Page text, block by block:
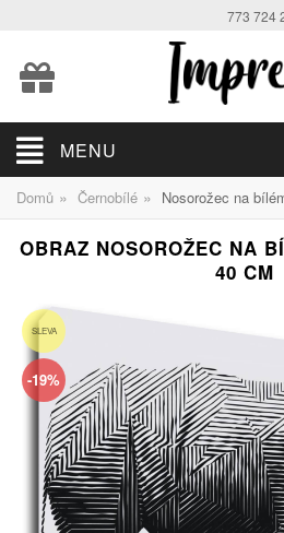
773 724
MENU
Domů » Černobílé » Nosorožec na
OBRAZ NOSOROŽEC NA
40 CM
SLEVA
-19%